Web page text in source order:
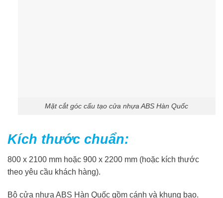
Mặt cắt góc cấu tạo cửa nhựa ABS Hàn Quốc
Kích thước chuẩn:
800 x 2100 mm hoặc 900 x 2200 mm (hoặc kích thước
theo yêu cầu khách hàng).
Bộ cửa nhựa ABS Hàn Quốc gồm cánh và khung bao.